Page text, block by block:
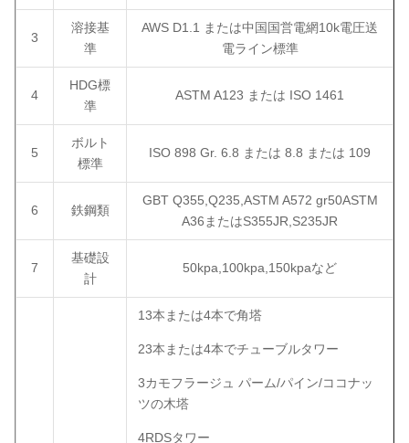
3
溶接基
準
AWS D1.1 または中国国営電網10k電圧送
電ライン標準
4
HDG標
準
ASTM A123 または ISO 1461
5
ボルト
標準
ISO 898 Gr. 6.8 または 8.8 または 109
6 鉄鋼類
GBT Q355,Q235,ASTM A572 gr50ASTM
A36またはS355JR,S235JR
7
基礎設
計
50kpa,100kpa,150kpaなど
13本または4本で角塔
23本または4本でチューブルタワー
3カモフラージュ パーム/パイン/ココナッ
ツの木塔
4RDSタワー